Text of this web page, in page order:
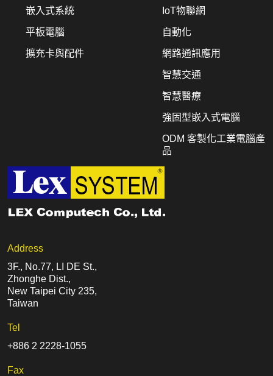
嵌入式系統
平板電腦
擴充卡與配件
IoT物聯網
自動化
網路通訊應用
智慧交通
智慧醫療
強固型嵌入式電腦
ODM 客製化工業電腦產
品
Address
3F., No.77, LI DE St.,
Zhonghe Dist.,
New Taipei City 235,
Taiwan
Tel
+886 2 2228-1055
Fax